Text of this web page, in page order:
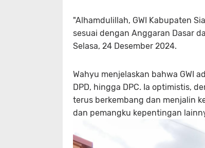
"Alhamdulillah, GWI Kabupaten
sesuai dengan Anggaran Dasar
Selasa, 24 Desember 2024.
Wahyu menjelaskan bahwa GWI
DPD, hingga DPC. Ia optimistis,
terus berkembang dan menjalin
dan pemangku kepentingan